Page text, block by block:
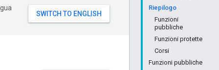
Riepilogo
Funzioni
pubbliche
Funzioni protette
Corsi
Funzioni pubbliche